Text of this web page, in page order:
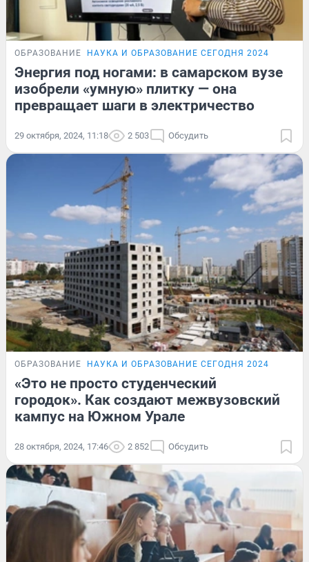
ОБРАЗОВАНИЕ НАУКА И ОБРАЗОВАНИЕ СЕГОДНЯ 2024
Энергия под ногами: в самарском вузе
изобрели «умную» плитку — она
превращает шаги в электричество
29 октября, 2024, 11:18 2 503 Обсудить
ОБРАЗОВАНИЕ НАУКА И ОБРАЗОВАНИЕ СЕГОДНЯ 2024
«Это не просто студенческий
городок». Как создают межвузовский
кампус на Южном Урале
28 октября, 2024, 17:46 2 852 Обсудить